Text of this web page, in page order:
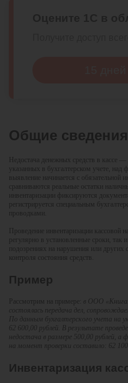
Общие сведения
Недостача денежных средств в
указанных в бухгалтерском учете, над
выявление начинается с обязательной
сравниваются реальные остатки
инвентаризации фиксируются
регистрируется специальным
проводками.
Проведение инвентаризации кассовой
регулярно в установленные сроки,
подозрениях на нарушения или других
контроля состояния средств.
Пример
Рассмотрим на примере:
в ООО
состоялась передача дел,
По данным бухгалтерского учета на
62 600,00 рублей. В результате
недостача в размере 500,00 рублей, а
на момент проверки составило: 62
Инвентаризация